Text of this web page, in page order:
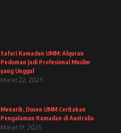
Safari Ramadan UMM: Alquran
Pedoman Jadi Profesional Muslim
yang Unggul
Maret 22, 2025
Menarik, Dosen UMM Ceritakan
Pengalaman Ramadan di Australia
Maret 19, 2025